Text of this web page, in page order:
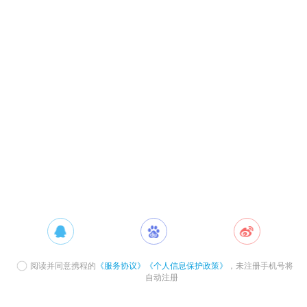
阅读并同意携程的 《服务协议》 《个人信息保护政策》
，未注册手机号将
自动注册